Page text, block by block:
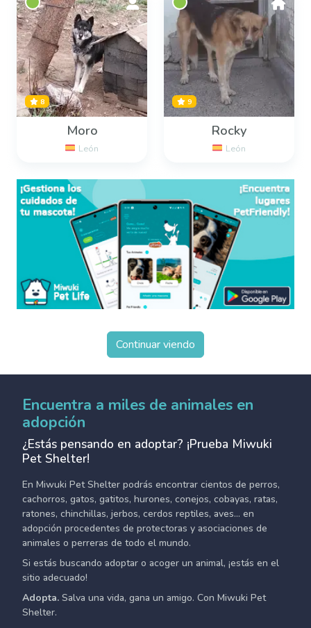
8
Moro
León
9
Rocky
León
Continuar viendo
Encuentra a miles de animales en
adopción
¿Estás pensando en adoptar? ¡Prueba Miwuki
Pet Shelter!
En Miwuki Pet Shelter podrás encontrar cientos de perros,
cachorros, gatos, gatitos, hurones, conejos, cobayas, ratas,
ratones, chinchillas, jerbos, cerdos reptiles, aves... en
adopción procedentes de protectoras y asociaciones de
animales o perreras de todo el mundo.
Si estás buscando adoptar o acoger un animal, ¡estás en el
sitio adecuado!
Adopta. Salva una vida, gana un amigo. Con Miwuki Pet
Shelter.